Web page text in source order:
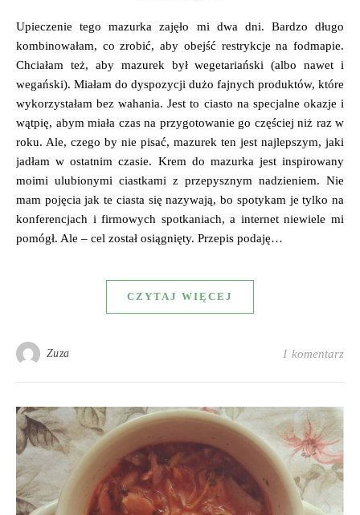
Upieczenie tego mazurka zajęło mi dwa dni. Bardzo długo
kombinowałam, co zrobić, aby obejść restrykcje na fodmapie.
Chciałam też, aby mazurek był wegetariański (albo nawet i
wegański). Miałam do dyspozycji dużo fajnych produktów, które
wykorzystałam bez wahania. Jest to ciasto na specjalne okazje i
wątpię, abym miała czas na przygotowanie go częściej niż raz w
roku. Ale, czego by nie pisać, mazurek ten jest najlepszym, jaki
jadłam w ostatnim czasie. Krem do mazurka jest inspirowany
moimi ulubionymi ciastkami z przepysznym nadzieniem. Nie
mam pojęcia jak te ciasta się nazywają, bo spotykam je tylko na
konferencjach i firmowych spotkaniach, a internet niewiele mi
pomógł. Ale – cel został osiągnięty. Przepis podaję…
CZYTAJ WIĘCEJ
Zuza 1 komentarz